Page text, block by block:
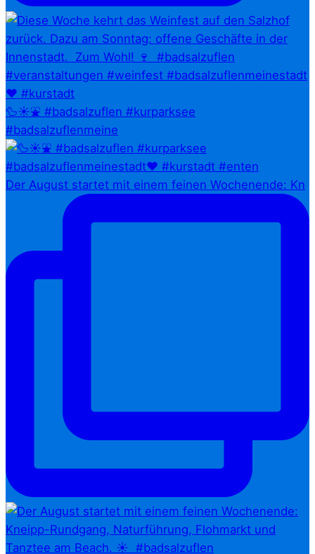
🦆☀️⛲ #badsalzuflen #kurparksee
#badsalzuflenmeine
Der August startet mit einem feinen Wochenende: Kn